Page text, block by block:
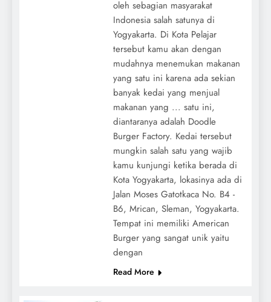
oleh sebagian masyarakat
Indonesia salah satunya di
Yogyakarta. Di Kota Pelajar
tersebut kamu akan dengan
mudahnya menemukan makanan
yang satu ini karena ada sekian
banyak kedai yang menjual
makanan yang ... satu ini,
diantaranya adalah Doodle
Burger Factory. Kedai tersebut
mungkin salah satu yang wajib
kamu kunjungi ketika berada di
Kota Yogyakarta, lokasinya ada di
Jalan Moses Gatotkaca No. B4 -
B6, Mrican, Sleman, Yogyakarta.
Tempat ini memiliki American
Burger yang sangat unik yaitu
dengan
Read More